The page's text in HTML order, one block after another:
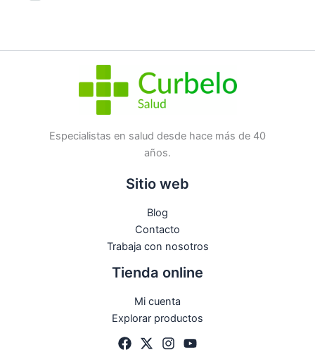
Especialistas en salud desde hace más de 40
años.
Sitio web
Blog
Contacto
Trabaja con nosotros
Tienda online
Mi cuenta
Explorar productos